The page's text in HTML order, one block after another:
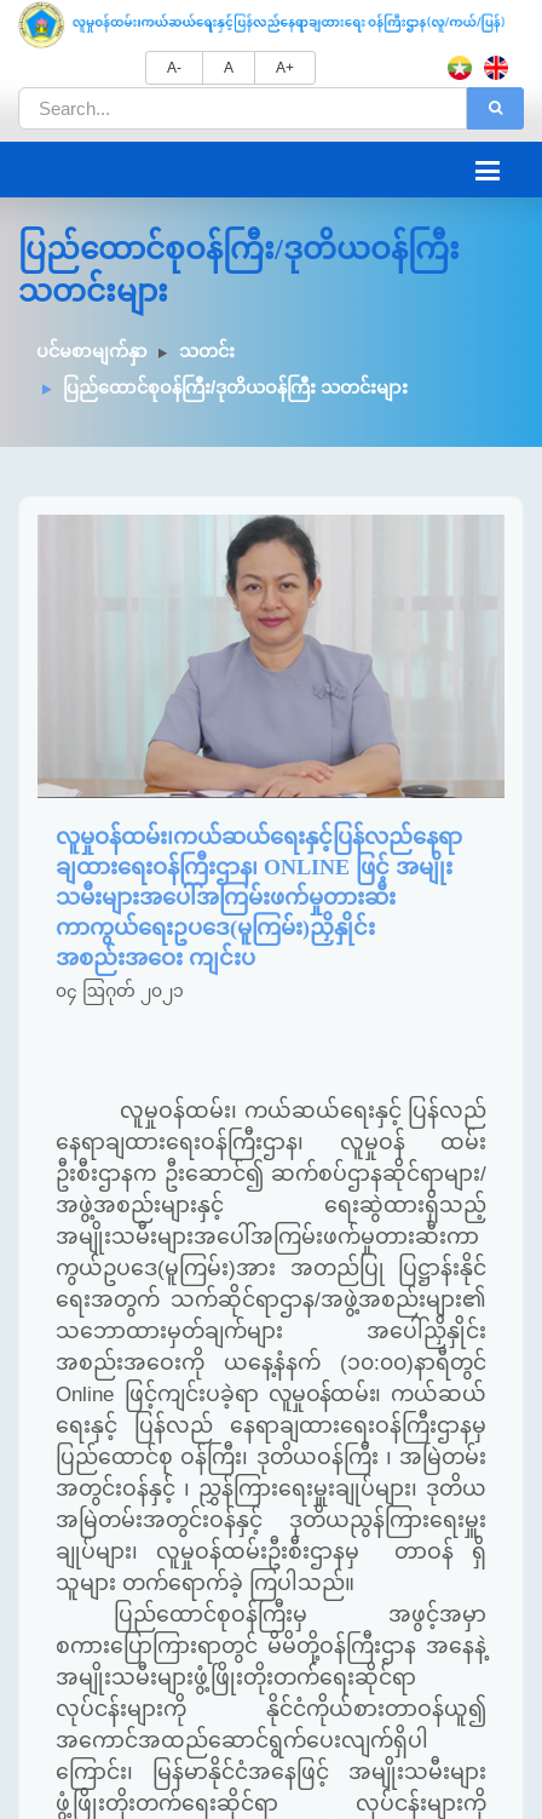
A- A A+
ပြည်ထောင်စုဝန်ကြီး/ဒုတိယဝန်ကြီး
သတင်းများ
ပင်မစာမျက်နှာ
သတင်း
ပြည်ထောင်စုဝန်ကြီး/ဒုတိယဝန်ကြီး သတင်းများ
လူမှုဝန်ထမ်း၊ကယ်ဆယ်ရေးနှင့်ပြန်လည်နေရာ
ချထားရေးဝန်ကြီးဌာန၊ ONLINE ဖြင့် အမျိုး
သမီးများအပေါ်အကြမ်းဖက်မှုတားဆီး
ကာကွယ်ရေးဥပဒေ(မူကြမ်း)ညှိနှိုင်း
အစည်းအဝေး ကျင်းပ
၀၄ ဩဂုတ် ၂၀၂၁
လူမှုဝန်ထမ်း၊ ကယ်ဆယ်ရေးနှင့် ပြန်လည်
နေရာချထားရေးဝန်ကြီးဌာန၊ လူမှုဝန်
ထမ်း
ဦးစီးဌာနက ဦးဆောင်၍ ဆက်စပ်ဌာနဆိုင်ရာများ/
အဖွဲ့အစည်းများနှင့် ရေးဆွဲထားရှိသည့်
အမျိုးသမီးများအပေါ်အကြမ်းဖက်မှုတားဆီးကာ
ကွယ်ဥပဒေ(မူကြမ်း)အား အတည်ပြု
ပြဋ္ဌာန်းနိုင်
ရေးအတွက် သက်ဆိုင်ရာဌာန/အဖွဲ့အစည်းများ၏
သဘောထားမှတ်ချက်များ အပေါ် ညှိနှိုင်း
အစည်းအဝေးကို ယနေ့နံနက် (၁၀:၀၀)နာရီတွင်
Online ဖြင့်ကျင်းပခဲ့ရာ လူမှုဝန်ထမ်း၊ ကယ်ဆယ်
ရေးနှင့် ပြန်လည် နေရာချထားရေးဝန်ကြီးဌာနမှ
ပြည်ထောင်စု ဝန်ကြီး၊ ဒုတိယဝန်ကြီး ၊ အမြဲတမ်း
အတွင်းဝန်နှင့် ၊ ညွှန်ကြားရေးမှူးချုပ်များ၊ ဒုတိယ
အမြဲတမ်းအတွင်းဝန်နှင့် ဒုတိယညွန်ကြားရေးမှူး
ချုပ်များ၊ လူမှုဝန်ထမ်းဦးစီးဌာနမှ တာဝန် ရှိ
သူများ တက်ရောက်ခဲ့ ကြပါသည်။
ပြည်ထောင်စုဝန်ကြီးမှ အဖွင့်အမှာ
စကားပြောကြားရာတွင် မိမိတို့ဝန်ကြီးဌာန အနေနဲ့
အမျိုးသမီးများဖွံ့ဖြိုးတိုးတက်ရေးဆိုင်ရာ
လုပ်ငန်းများကို နိုင်ငံကိုယ်စားတာဝန်ယူ၍
အကောင်အထည်ဆောင်ရွက်ပေးလျက်ရှိပါ
ကြောင်း၊ မြန်မာနိုင်ငံအနေဖြင့် အမျိုးသမီးများ
ဖွံ့ဖြိုးတိုးတက်ရေးဆိုင်ရာ လုပ်ငန်းများကို